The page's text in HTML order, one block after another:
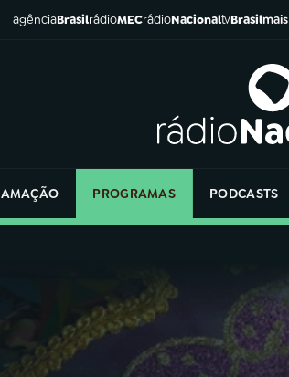
agênciaBrasilrádioMECrádioNacionaltvBrasilmais
PROGRAMAS PODCASTS